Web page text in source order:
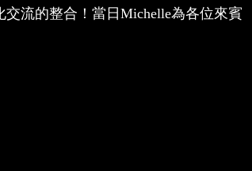
流的整合！當日Michelle為各位來賓